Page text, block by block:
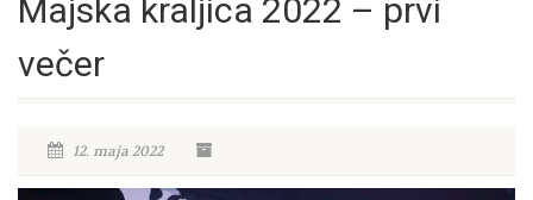
Majska kraljica 2022 – prvi
večer
12. maja 2022